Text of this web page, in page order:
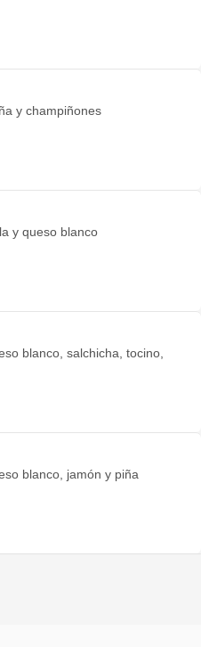
y champiñones
y queso blanco
blanco, salchicha, tocino,
blanco, jamón y piña